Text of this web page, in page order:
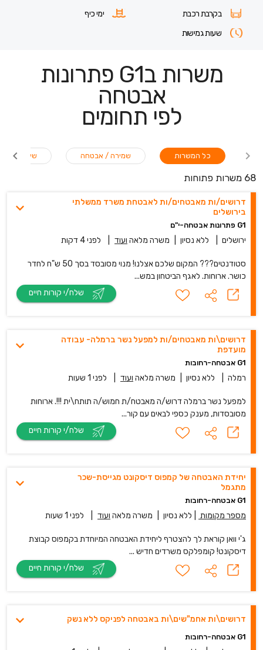
בקרבת רכבת
ימי כיף
שעות גמישות
משרות בG1 פתרונות
אבטחה
לפי תחומים
שירות שמירה / אבטחה כל המשרות
68 משרות פתוחות
דרושים/ות מאבטחים/ות לאבטחת משרד ממשלתי
בירושלים
G1 פתרונות אבטחה-י"ם
ירושלים ללא נסיון משרה מלאה ועוד לפני 4 דקות
סטודנטים??? המקום שלכם אצלנו! מנוי מסובסד בסך 50 ש"ח לחדר
כושר. ארוחות. לאגף הביטחון במש...
דרושים\ות מאבטחים/ות למפעל נשר ברמלה- עבודה
מועדפת
G1 אבטחה-רחובות
רמלה ללא נסיון משרה מלאה ועוד לפני 1 שעות
למפעל נשר ברמלה דרוש/ה מאבטח/ת חמוש/ה תותח\ית !!!. ארוחות
מסובסדות, מענק כספי לבאים עם קור...
יחידת האבטחה של קמפוס דיסקונט מגייסת-שכר
מתגמל
G1 אבטחה-רחובות
מספר מקומות ללא נסיון משרה מלאה ועוד לפני 1 שעות
ג'י וואן קוראת לך להצטרף ליחידת האבטחה המיוחדת בקמפוס קבוצת
דיסקונט! קומפלקס משרדים חדיש ...
דרושים\ות אחמ"שים\ות באבטחה לפניקס ללא נשק
G1 אבטחה-רחובות